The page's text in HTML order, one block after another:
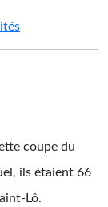
coupe du
ils étaient 66
Lô.